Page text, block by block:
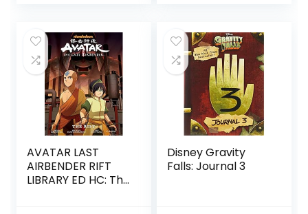
AVATAR LAST
AIRBENDER RIFT
LIBRARY ED HC: The
Disney Gravity
Falls: Journal 3